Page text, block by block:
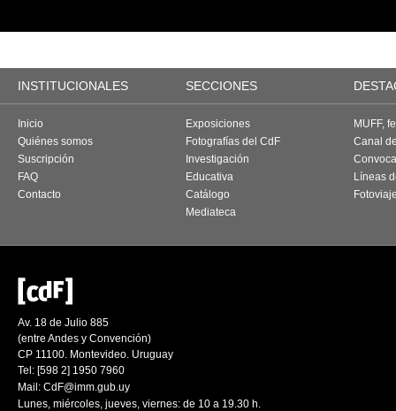
INSTITUCIONALES SECCIONES
Inicio
Quiénes somos
Suscripción
FAQ
Contacto
Exposiciones
Fotografías del CdF
Investigación
Educativa
Catálogo
Mediateca
MUFF,
Canal
Líneas
Av. 18 de Julio 885
(entre Andes y Convención)
CP 11100. Montevideo. Uruguay
Tel: [598 2] 1950 7960
Mail: CdF@imm.gub.uy
Lunes, miércoles, jueves, viernes: de 10 a 19.30 h.